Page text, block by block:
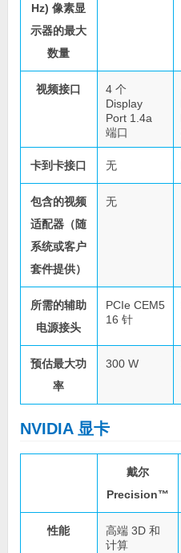
Hz) 像素显
示器的最大
数量
视频接口
4 个
Display
Port 1.4a
端口
卡到卡接口 无
包含的视频
适配器（随
系统或客户
套件提供）
无
所需的辅助
电源接头
PCIe CEM5
16 针
预估最大功
率
300 W
NVIDIA 显卡
戴尔
Precision™
性能
高端 3D 和
计算